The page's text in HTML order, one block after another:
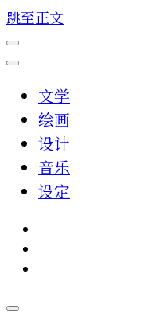
跳至正文
文学
绘画
设计
音乐
设定